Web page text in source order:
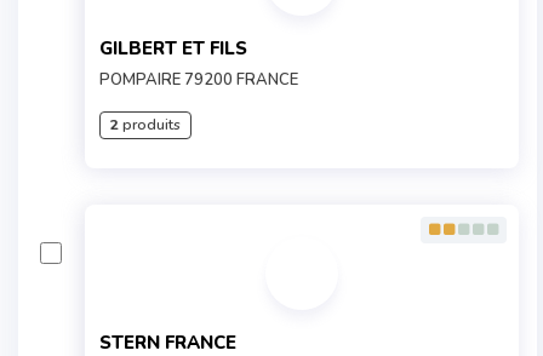
GILBERT ET FILS
POMPAIRE 79200 FRANCE
2produits
STERN FRANCE